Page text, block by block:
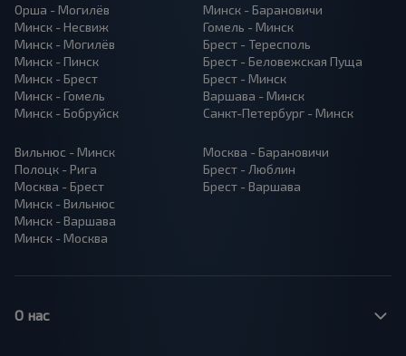
Орша - Могилёв
Минск - Несвиж
Минск - Могилёв
Минск - Пинск
Минск - Брест
Минск - Гомель
Минск - Бобруйск
Минск - Барановичи
Гомель - Минск
Брест - Тересполь
Брест - Беловежская Пуща
Брест - Минск
Варшава - Минск
Санкт-Петербург - Минск
Вильнюс - Минск
Полоцк - Рига
Москва - Брест
Минск - Вильнюс
Минск - Варшава
Минск - Москва
Москва - Барановичи
Брест - Люблин
Брест - Варшава
О нас